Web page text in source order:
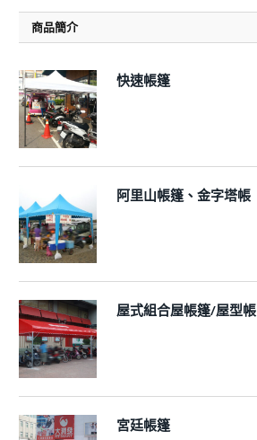
商品簡介
快速帳篷
阿里山帳篷、金字塔帳
屋式組合屋帳篷/屋型帳
宮廷帳篷